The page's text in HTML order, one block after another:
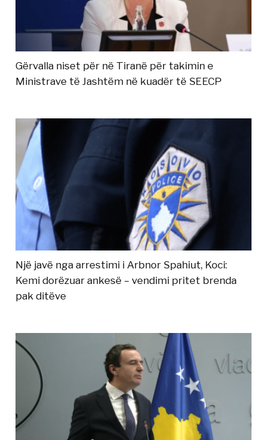
Gërvalla niset për në Tiranë për takimin e
Ministrave të Jashtëm në kuadër të SEECP
Një javë nga arrestimi i Arbnor Spahiut, Koci:
Kemi dorëzuar ankesë – vendimi pritet brenda
pak ditëve